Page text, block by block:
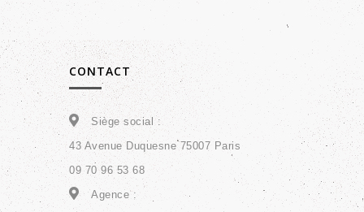
CONTACT
Siège social :
43 Avenue Duquesne 75007 Paris
09 70 96 53 68
Agence :